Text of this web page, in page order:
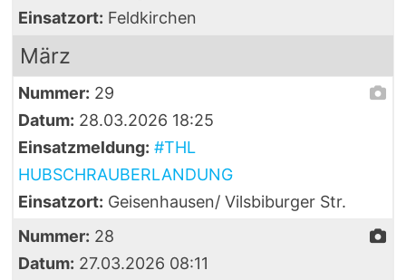
Einsatzort: Feldkirchen
März
Nummer: 29
Datum: 28.03.2026 18:25
Einsatzmeldung: #THL
HUBSCHRAUBERLANDUNG
Einsatzort: Geisenhausen/ Vilsbiburger Str.
Nummer: 28
Datum: 27.03.2026 08:11